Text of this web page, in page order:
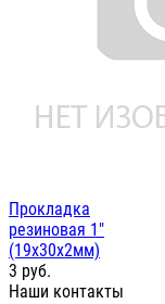
Прокладка
резиновая 1"
(19х30х2мм)
3 руб.
Наши контакты